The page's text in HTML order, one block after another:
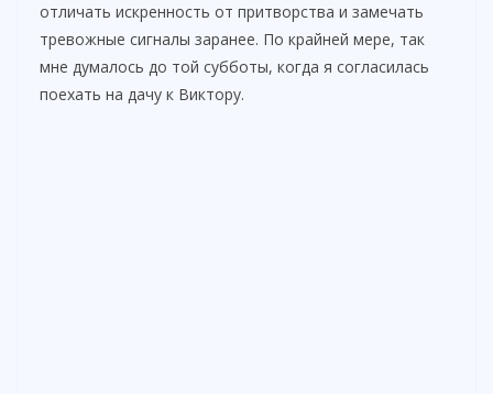
отличать искренность от притворства и замечать
тревожные сигналы заранее. По крайней мере, так
мне думалось до той субботы, когда я согласилась
поехать на дачу к Виктору.